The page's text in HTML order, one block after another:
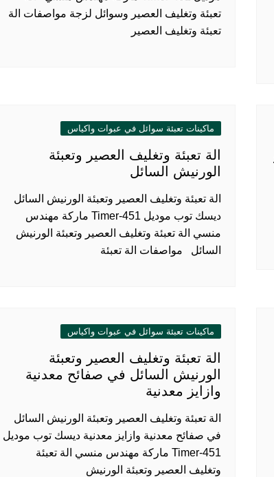
تعبئة وتغليف العصير وسوائل لزجة مواصفات الة
تعبئة وتغليف العصير
ماكينات تعبئة سوائل في عبوات واكياس
الة تعبئة وتغليف العصير وتعبئة
الورنيش السائل
الة تعبئة وتغليف العصير وتعبئة الورنيش السائل
ديسك توب موديل 451-Timer ماركة مهندس
منسي الة تعبئة وتغليف العصير وتعبئة الورنيش
السائل مواصفات الة تعبئة
ماكينات تعبئة سوائل في عبوات واكياس
الة تعبئة وتغليف العصير وتعبئة
الورنيش السائل في صفائح معدنية
وازايز معدنية
الة تعبئة وتغليف العصير وتعبئة الورنيش السائل
في صفائح معدنية وازايز معدنية ديسك توب موديل
451-Timer ماركة مهندس منسي الة تعبئة
وتغليف العصير وتعبئة الورنيش